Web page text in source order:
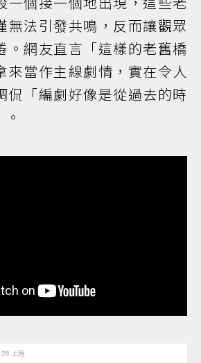
無法引發共鳴，反而讓觀眾
。網友直言「這樣的老舊橋
來當作主線劇情，實在令人
侃「編劇好像是從過去的時